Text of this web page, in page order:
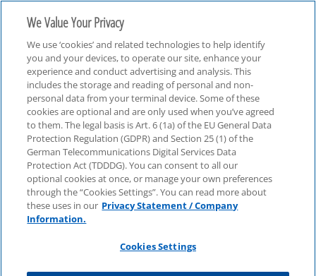
We Value Your Privacy
We use ‘cookies’ and related technologies to help identify
you and your devices, to operate our site, enhance your
experience and conduct advertising and analysis. This
includes the storage and reading of personal and non-
personal data from your terminal device. Some of these
cookies are optional and are only used when you’ve agreed
to them. The legal basis is Art. 6 (1a) of the EU General Data
Protection Regulation (GDPR) and Section 25 (1) of the
German Telecommunications Digital Services Data
Protection Act (TDDDG). You can consent to all our
optional cookies at once, or manage your own preferences
through the “Cookies Settings”. You can read more about
these uses in our Privacy Statement / Company
Information.
Cookies Settings